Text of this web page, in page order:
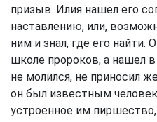
призыв. Илия нашел его
наставлению, или,
ним и знал, где его найти.
школе пророков, а нашел в
не молился, не приносил
он был известным
устроенное им пиршество,